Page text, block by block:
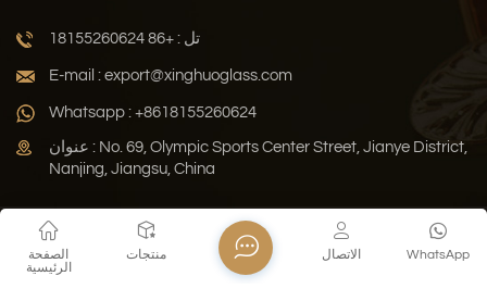
تل : +86 18155260624
E-mail : export@xinghuoglass.com
Whatsapp : +8618155260624
عنوان : No. 69, Olympic Sports Center Street, Jianye District,
Nanjing, Jiangsu, China
Xml سياسة الخصوصية المدونة
خريطة الموقع
حقوق النشر © 2026 Jiangsu Xinghuo Technology Co., Ltd. جميع
الصفحة
الرئيسية
منتجات WhatsApp الاتصال